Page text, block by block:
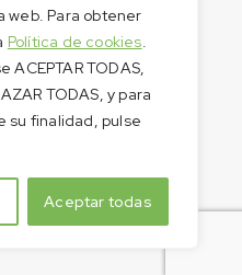
web. Para obtener
Política de cookies.
ACEPTAR TODAS,
TODAS, y para
su finalidad, pulse
Aceptar todas